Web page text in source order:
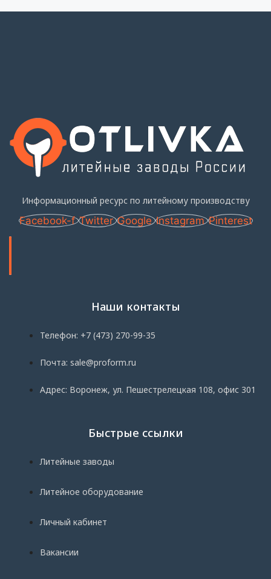
Информационный ресурс по литейному производству
Facebook-f Twitter Google Instagram Pinterest
Наши контакты
Телефон: +7 (473) 270-99-35
Почта: sale@proform.ru
Адрес: Воронеж, ул. Пешестрелецкая 108, офис 301
Быстрые ссылки
Литейные заводы
Литейное оборудование
Личный кабинет
Вакансии